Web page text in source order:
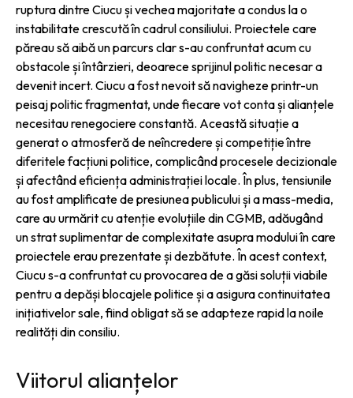
ruptura dintre Ciucu și vechea majoritate a condus la o
instabilitate crescută în cadrul consiliului. Proiectele care
păreau să aibă un parcurs clar s-au confruntat acum cu
obstacole și întârzieri, deoarece sprijinul politic necesar a
devenit incert. Ciucu a fost nevoit să navigheze printr-un
peisaj politic fragmentat, unde fiecare vot conta și alianțele
necesitau renegociere constantă. Această situație a
generat o atmosferă de neîncredere și competiție între
diferitele facțiuni politice, complicând procesele decizionale
și afectând eficiența administrației locale. În plus, tensiunile
au fost amplificate de presiunea publicului și a mass-media,
care au urmărit cu atenție evoluțiile din CGMB, adăugând
un strat suplimentar de complexitate asupra modului în care
proiectele erau prezentate și dezbătute. În acest context,
Ciucu s-a confruntat cu provocarea de a găsi soluții viabile
pentru a depăși blocajele politice și a asigura continuitatea
inițiativelor sale, fiind obligat să se adapteze rapid la noile
realități din consiliu.
Viitorul alianțelor